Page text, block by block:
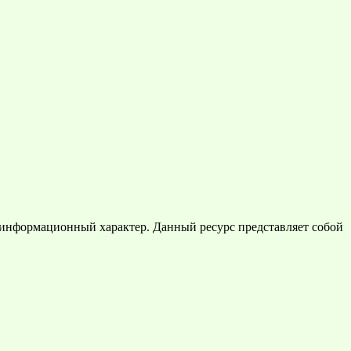
характер. Данный ресурс представляет собой